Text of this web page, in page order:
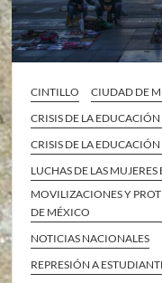
CINTILLO
CIUDAD DE
CRISIS DE LA
CRISIS DE LA
LUCHAS DE LAS
MOVILIZACIONES Y
DE MÉXICO
NOTICIAS NACIONALES
REPRESIÓN A